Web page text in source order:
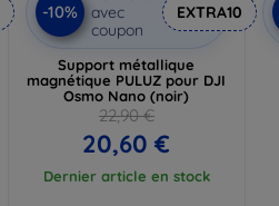
-10%
avec
coupon
EXTRA10
Support métallique
magnétique PULUZ pour DJI
Osmo Nano (noir)
22,90 €
20,60 €
Dernier article en stock